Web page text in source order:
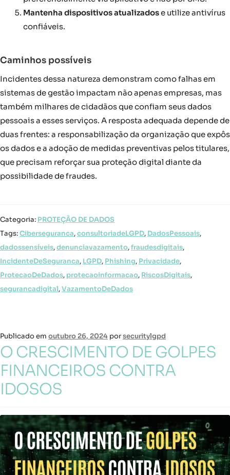
Mantenha dispositivos atualizadose utilize antivírus
confiáveis.
Caminhos possíveis
Incidentes dessa natureza demonstram como falhas em
sistemas de gestão impactam não apenas empresas, mas
também milhares de cidadãos que confiam seus dados
pessoais a esses serviços. A resposta adequada depende de
duas frentes: a responsabilização da organização que expôs
os dados e a adoção de medidas preventivas pelos titulares,
que precisam reforçar sua proteção digital diante da
possibilidade de fraudes.
Categoria: PROTEÇÃO DE DADOS
Tags:Ciberseguranca,consultoriadeLGPD, DadosPessoais,
dadossensíveis,denunciavazamento,fraudesdigitais,
IncidenteDeSeguranca, LGPD, Phishing, Privacidade,
ProtecaoDeDados, protecaoinformacao, RiscosDigitais,
segurancadigital,VazamentoDeDados
Publicado em outubro 26, 2024 porsecuritylgpd
O CRESCIMENTO DE GOLPES
FINANCEIROS CONTRA
IDOSOS